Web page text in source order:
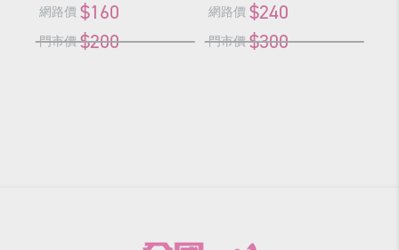
網路價 $160
門市價 $200
網路價 $240
門市價 $300